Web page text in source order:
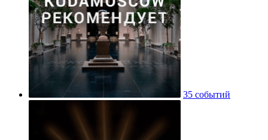
35 событий